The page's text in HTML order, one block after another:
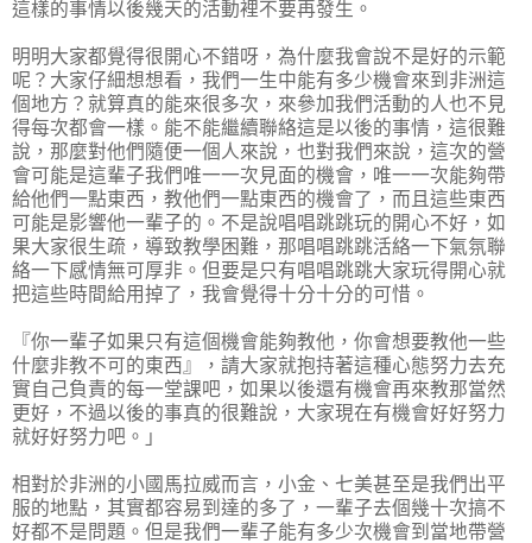
這樣的事情以後幾天的活動裡不要再發生。
明明大家都覺得很開心不錯呀，為什麼我會說不是好的示範
呢？大家仔細想想看，我們一生中能有多少機會來到非洲這
個地方？就算真的能來很多次，來參加我們活動的人也不見
得每次都會一樣。能不能繼續聯絡這是以後的事情，這很難
說，那麼對他們隨便一個人來說，也對我們來說，這次的營
會可能是這輩子我們唯一一次見面的機會，唯一一次能夠帶
給他們一點東西，教他們一點東西的機會了，而且這些東西
可能是影響他一輩子的。不是說唱唱跳跳玩的開心不好，如
果大家很生疏，導致教學困難，那唱唱跳跳活絡一下氣氛聯
絡一下感情無可厚非。但要是只有唱唱跳跳大家玩得開心就
把這些時間給用掉了，我會覺得十分十分的可惜。
『你一輩子如果只有這個機會能夠教他，你會想要教他一些
什麼非教不可的東西』，請大家就抱持著這種心態努力去充
實自己負責的每一堂課吧，如果以後還有機會再來教那當然
更好，不過以後的事真的很難說，大家現在有機會好好努力
就好好努力吧。」
相對於非洲的小國馬拉威而言，小金、七美甚至是我們出平
服的地點，其實都容易到達的多了，一輩子去個幾十次搞不
好都不是問題。但是我們一輩子能有多少次機會到當地帶營